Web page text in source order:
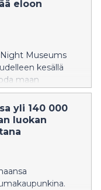
eloon
Museums
kesällä
maan
ulottuville
yli 140 000
luokan